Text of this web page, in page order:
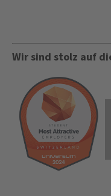
Wir sind stolz auf